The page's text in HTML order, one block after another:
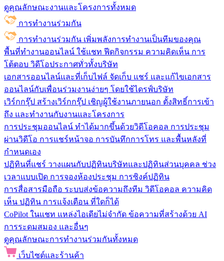
ดูคุณลักษณะงานและโครงการทั้งหมด
การทำงานร่วมกัน
การทำงานร่วมกัน เพิ่มพลังการทำงานเป็นทีมของคุณ
พื้นที่ทำงานออนไลน์ ใช้แชท ฟีดกิจกรรม ความคิดเห็น การ
โต้ตอบ วิดีโอประกาศทั่วทั้งบริษัท
เอกสารออนไลน์และที่เก็บไฟล์ จัดเก็บ แชร์ และแก้ไขเอกสาร
ออนไลน์กับเพื่อนร่วมงานง่ายๆ โดยใช้ไดรฟ์บริษัท
เวิร์กกรุ๊ป สร้างเวิร์กกรุ๊ป เชิญผู้ใช้งานภายนอก ตั้งสิทธิ์การเข้า
ถึง และทำงานกับงานและโครงการ
การประชุมออนไลน์ ทำได้มากขึ้นด้วยวิดีโอคอล การประชุม
ผ่านวิดีโอ การแชร์หน้าจอ การบันทึกการโทร และพื้นหลังที่
กำหนดเอง
ปฏิทินที่แชร์ วางแผนกับปฏิทินบริษัทและปฏิทินส่วนบุคคล ช่วง
เวลาแบบเปิด การจองห้องประชุม การซิงค์ปฏิทิน
การสื่อสารมือถือ ระบบส่งข้อความถึงทีม วิดีโอคอล ความคิด
เห็น ปฏิทิน การแจ้งเตือน ที่ใดก็ได้
CoPilot ในแชท แหล่งไอเดียไม่จำกัด ข้อความที่สร้างด้วย AI
การระดมสมอง และอื่นๆ
ดูคุณลักษณะการทำงานร่วมกันทั้งหมด
เว็บไซต์และร้านค้า